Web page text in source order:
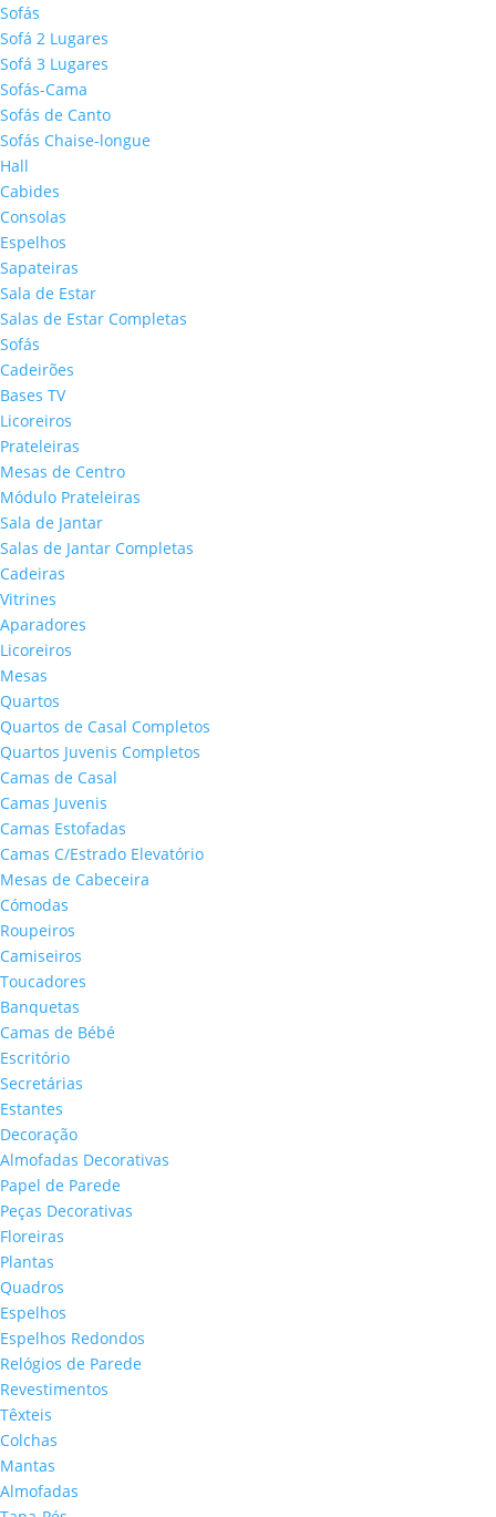
Sofás
Sofá 2 Lugares
Sofá 3 Lugares
Sofás-Cama
Sofás de Canto
Sofás Chaise-longue
Hall
Cabides
Consolas
Espelhos
Sapateiras
Sala de Estar
Salas de Estar Completas
Sofás
Cadeirões
Bases TV
Licoreiros
Prateleiras
Mesas de Centro
Módulo Prateleiras
Sala de Jantar
Salas de Jantar Completas
Cadeiras
Vitrines
Aparadores
Licoreiros
Mesas
Quartos
Quartos de Casal Completos
Quartos Juvenis Completos
Camas de Casal
Camas Juvenis
Camas Estofadas
Camas C/Estrado Elevatório
Mesas de Cabeceira
Cómodas
Roupeiros
Camiseiros
Toucadores
Banquetas
Camas de Bébé
Escritório
Secretárias
Estantes
Decoração
Almofadas Decorativas
Papel de Parede
Peças Decorativas
Floreiras
Plantas
Quadros
Espelhos
Espelhos Redondos
Relógios de Parede
Revestimentos
Têxteis
Colchas
Mantas
Almofadas